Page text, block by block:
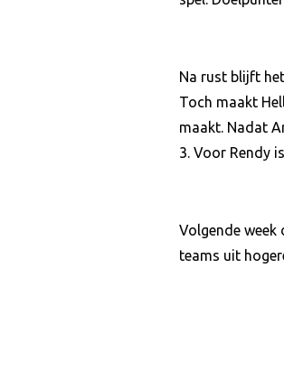
Na rust blijft
Toch maakt
maakt. Nadat
3. Voor Rendy
Volgende week
teams uit